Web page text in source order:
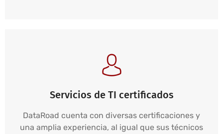
Servicios de TI certificados
DataRoad cuenta con diversas certificaciones y
una amplia experiencia, al igual que sus técnicos